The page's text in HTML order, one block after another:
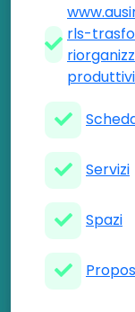
rls-
produttivi
Servizi
Spazi